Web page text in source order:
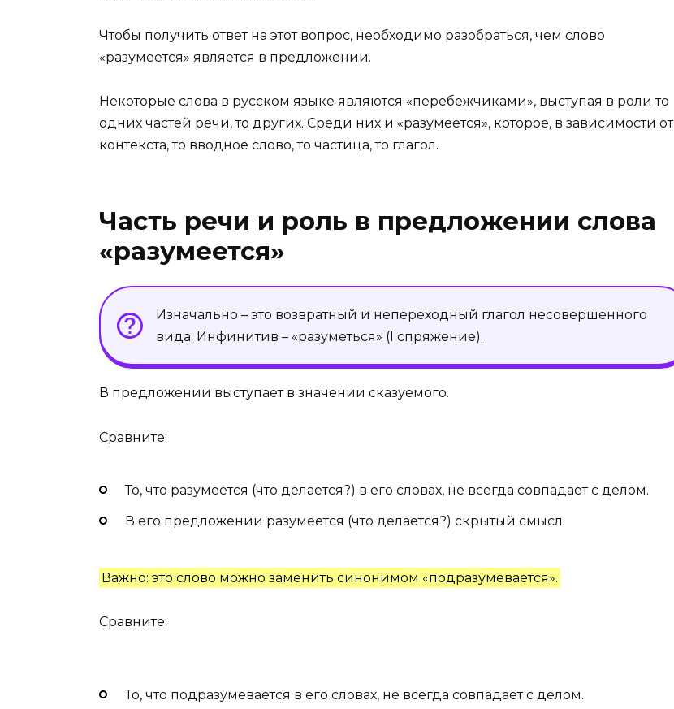
Чтобы получить ответ на этот вопрос, необходимо разобраться, чем слово
«разумеется» является в предложении.
Некоторые слова в русском языке являются «перебежчиками», выступая в роли то
одних частей речи, то других. Среди них и «разумеется», которое, в зависимости от
контекста, то вводное слово, то частица, то глагол.
Часть речи и роль в предложении слова
«разумеется»
Изначально – это возвратный и непереходный глагол несовершенного
вида. Инфинитив – «разуметься» (I спряжение).
В предложении выступает в значении сказуемого.
Сравните:
То, что разумеется (что делается?) в его словах, не всегда совпадает с делом.
В его предложении разумеется (что делается?) скрытый смысл.
Важно: это слово можно заменить синонимом «подразумевается».
Сравните:
То, что подразумевается в его словах, не всегда совпадает с делом.